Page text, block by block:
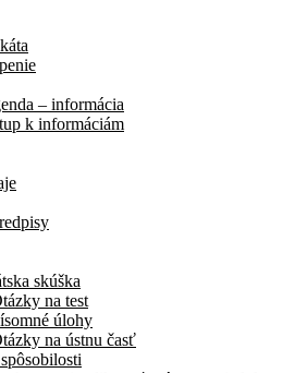
– informácia
k informáciám
skúška
na test
úlohy
na ústnu časť